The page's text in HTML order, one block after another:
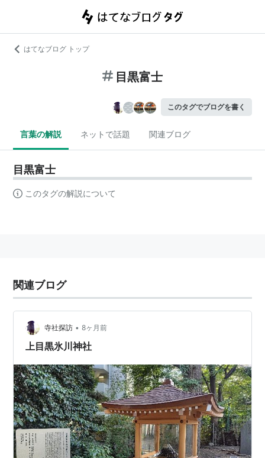
はてなブログ トップ
目黒富士
このタグでブログを書く
言葉の解説 ネットで話題 関連ブログ
目黒富士
このタグの解説について
関連ブログ
寺社探訪 • 8ヶ月前
上目黒氷川神社